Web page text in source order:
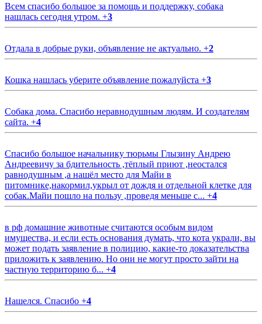
Всем спасибо большое за помощь и поддержку, собака
нашлась сегодня утром. +3
Отдала в добрые руки, объявление не актуально. +2
Кошка нашлась уберите объявление пожалуйста +3
Собака дома. Спасибо неравнодушным людям. И создателям
сайта. +4
Спасибо большое начальнику тюрьмы Глызину Андрею
Андреевичу за бдительность ,тёплый приют ,неостался
равнодушным ,а нашёл место для Майи в
питомнике,накормил,укрыл от дождя и отдельной клетке для
собак.Майи пошло на пользу ,проведя меньше с... +4
в рф домашние животные считаются особым видом
имущества, и если есть основания думать, что кота украли, вы
может подать заявление в полицию, какие-то доказательства
приложить к заявлению. Но они не могут просто зайти на
частную территорию б... +4
Нашелся. Спасибо +4